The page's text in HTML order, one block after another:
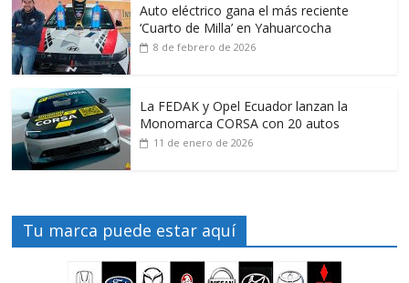
Auto eléctrico gana el más reciente
‘Cuarto de Milla’ en Yahuarcocha
8 de febrero de 2026
La FEDAK y Opel Ecuador lanzan la
Monomarca CORSA con 20 autos
11 de enero de 2026
Tu marca puede estar aquí